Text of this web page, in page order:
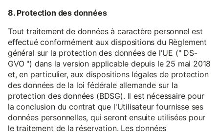
8. Protection des données
Tout traitement de données à caractère personnel est
effectué conformément aux dispositions du Règlement
général sur la protection des données de l'UE (" DS-
GVO ") dans la version applicable depuis le 25 mai 2018
et, en particulier, aux dispositions légales de protection
des données de la loi fédérale allemande sur la
protection des données (BDSG). Il est nécessaire pour
la conclusion du contrat que l'Utilisateur fournisse ses
données personnelles, qui seront ensuite utilisées pour
le traitement de la réservation. Les données